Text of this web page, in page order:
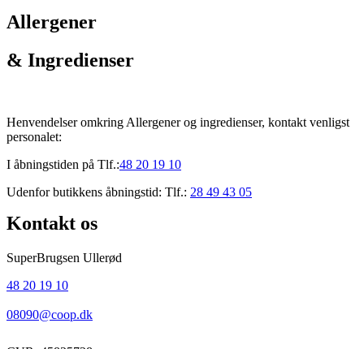
Allergener
& Ingredienser
Henvendelser omkring Allergener og ingredienser, kontakt venligst
personalet:
I åbningstiden på Tlf.:48 20 19 10
Udenfor butikkens åbningstid: Tlf.: 28 49 43 05
Kontakt os
SuperBrugsen Ullerød
48 20 19 10
08090@coop.dk